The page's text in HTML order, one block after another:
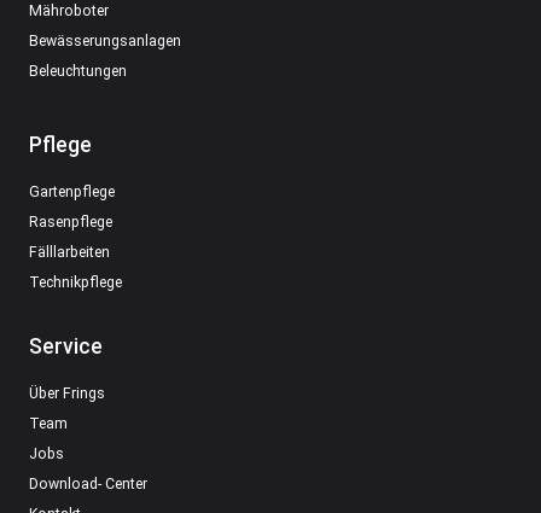
Mähroboter
Bewässerungsanlagen
Beleuchtungen
Pflege
Gartenpflege
Rasenpflege
Fälllarbeiten
Technikpflege
Service
Über Frings
Team
Jobs
Download- Center